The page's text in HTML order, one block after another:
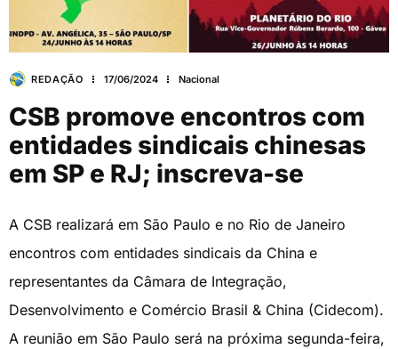
REDAÇÃO 17/06/2024 Nacional
CSB promove encontros com
entidades sindicais chinesas
em SP e RJ; inscreva-se
A CSB realizará em São Paulo e no Rio de Janeiro
encontros com entidades sindicais da China e
representantes da Câmara de Integração,
Desenvolvimento e Comércio Brasil & China (Cidecom).
A reunião em São Paulo será na próxima segunda-feira,